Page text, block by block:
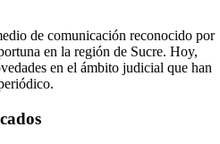
de comunicación reconocido por
en la región de Sucre. Hoy,
en el ámbito judicial que han